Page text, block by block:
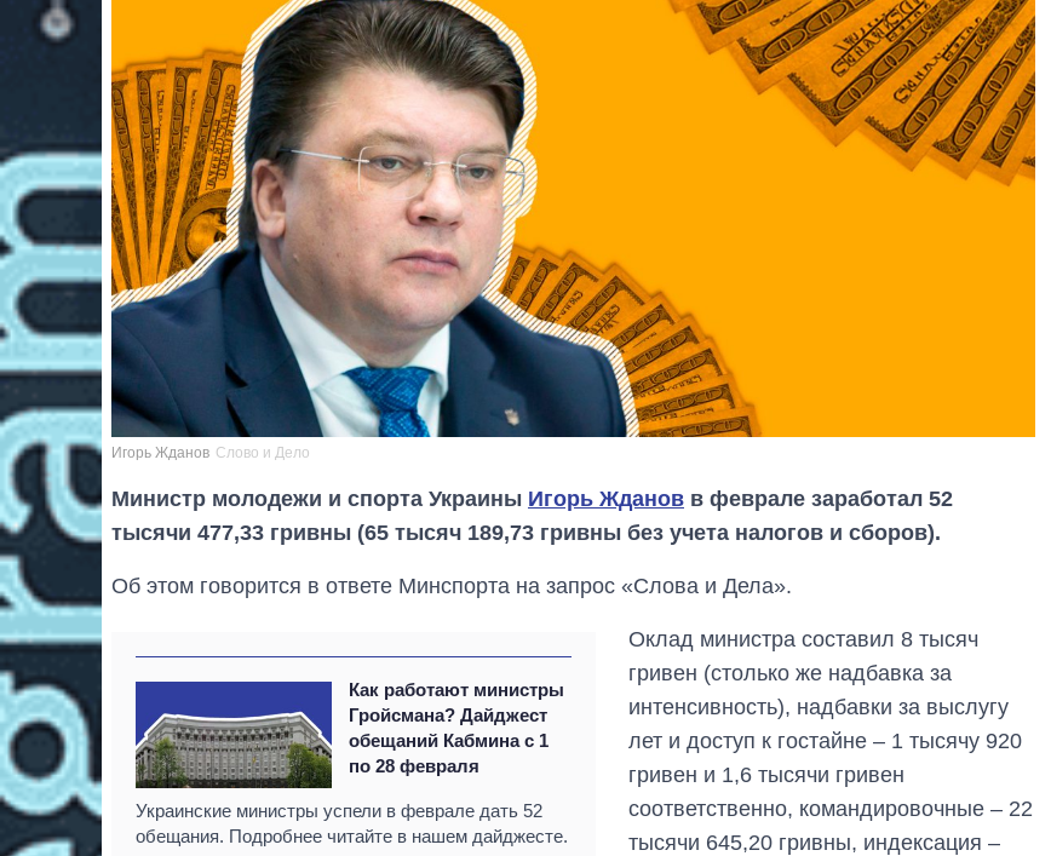
Игорь Жданов Слово и Дело
Министр молодежи и спорта Украины Игорь Жданов в феврале заработал 52
тысячи 477,33 гривны (65 тысяч 189,73 гривны без учета налогов и сборов).
Об этом говорится в ответе Минспорта на запрос «Слова и Дела».
Как работают министры
Гройсмана? Дайджест
обещаний Кабмина с 1
по 28 февраля
Украинские министры успели в феврале дать 52
обещания. Подробнее читайте в нашем дайджесте.
Оклад министра составил 8 тысяч
гривен (столько же надбавка за
интенсивность), надбавки за выслугу
лет и доступ к гостайне – 1 тысячу 920
гривен и 1,6 тысячи гривен
соответственно, командировочные – 22
тысячи 645,20 гривны, индексация –